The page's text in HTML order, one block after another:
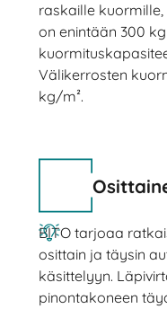
raskaille
on enintään 300
Välikerrosten
kg/m².
BITO tarjoaa
osittain ja täysin
käsittelyyn.
pinontakoneen